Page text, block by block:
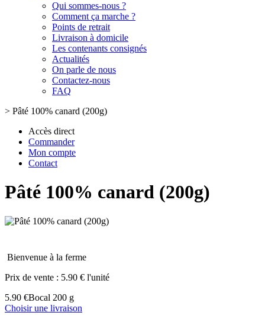
Qui sommes-nous ?
Comment ça marche ?
Points de retrait
Livraison à domicile
Les contenants consignés
Actualités
On parle de nous
Contactez-nous
FAQ
> Pâté 100% canard (200g)
Accès direct
Commander
Mon compte
Contact
Pâté 100% canard (200g)
Bienvenue à la ferme
Prix de vente : 5.90 € l'unité
5.90 €Bocal 200 g
Choisir une livraison